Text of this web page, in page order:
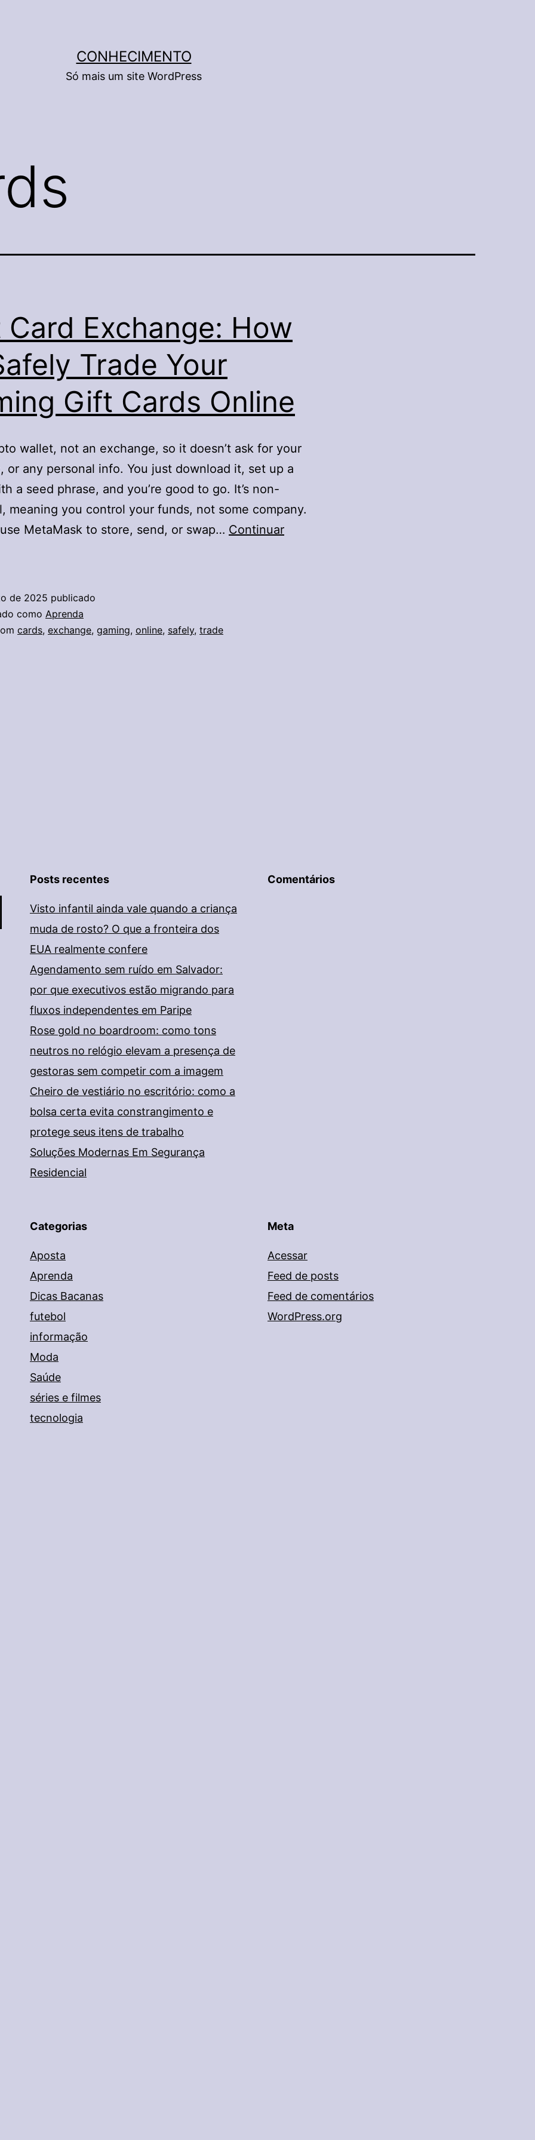
CONHECIMENTO
Só mais um site WordPress
Card Exchange: How
Trade Your
Gift Cards Online
wallet, not an exchange, so it doesn’t ask for your
or any personal info. You just download it, set up a
a seed phrase, and you’re good to go. It’s non-
meaning you control your funds, not some company.
MetaMask to store, send, or swap… Continuar
de 2025 publicado
como Aprenda
cards, exchange, gaming, online, safely, trade
Posts recentes
Visto infantil ainda vale quando a criança
muda de rosto? O que a fronteira dos
EUA realmente confere
Agendamento sem ruído em Salvador:
por que executivos estão migrando para
fluxos independentes em Paripe
Rose gold no boardroom: como tons
neutros no relógio elevam a presença de
gestoras sem competir com a imagem
Cheiro de vestiário no escritório: como a
bolsa certa evita constrangimento e
protege seus itens de trabalho
Soluções Modernas Em Segurança
Residencial
Comentários
Categorias
Aposta
Aprenda
Dicas Bacanas
futebol
informação
Moda
Saúde
séries e filmes
tecnologia
Meta
Acessar
Feed de posts
Feed de comentários
WordPress.org